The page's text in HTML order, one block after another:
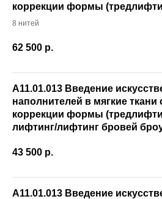
коррекции формы
8 нитей
62 500 р.
А11.01.013 Введение
наполнителей в мягкие ткани
коррекции формы
лифтинг/лифтинг бровей
43 500 р.
А11.01.013 Введение